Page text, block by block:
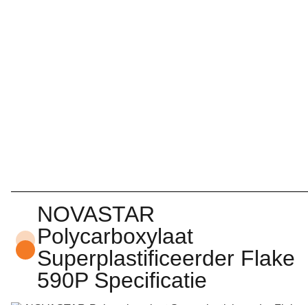
NOVASTAR
Polycarboxylaat
Superplastificeerder Flake
590P Specificatie